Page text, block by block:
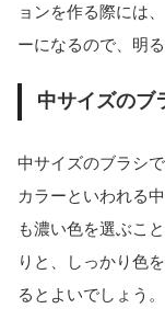
ョンを作る際には
ーになるので、明
中サイズのブ
中サイズのブラシで
カラーといわれる
も濃い色を選ぶこ
りと、しっかり色
るとよいでしょう。